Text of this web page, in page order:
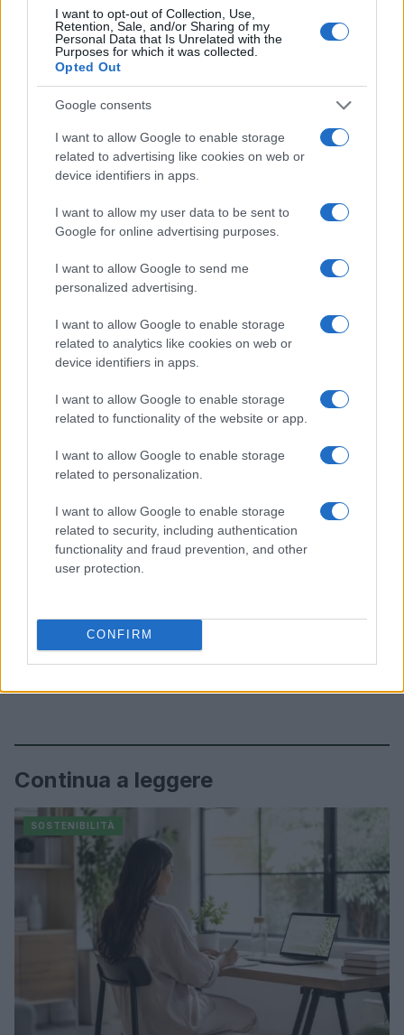
I want to opt-out of Collection, Use,
Retention, Sale, and/or Sharing of my
Personal Data that Is Unrelated with the
Purposes for which it was collected.
Opted Out
Google consents
I want to allow Google to enable storage
related to advertising like cookies on web or
device identifiers in apps.
I want to allow my user data to be sent to
Google for online advertising purposes.
I want to allow Google to send me
personalized advertising.
I want to allow Google to enable storage
related to analytics like cookies on web or
device identifiers in apps.
I want to allow Google to enable storage
related to functionality of the website or app.
I want to allow Google to enable storage
related to personalization.
I want to allow Google to enable storage
related to security, including authentication
functionality and fraud prevention, and other
user protection.
CONFIRM
approvvigionamento — si alimentino a vicenda.
Trasformare queste avvertenze in politiche
concrete, finanziamenti mirati e azioni operative
rimane la sfida principale per governi e imprese.1
AUTORE
Ilaria Galli ha firmato il desk che ha svelato un
caso amministrativo triestino dopo accessi agli
atti al Municipio, sostenendo la linea editoriale
di rigore documentale. Editor di redazione, ha
un tratto unico: colleziona verbali storici del
Continua a leggere
SOSTENIBILITÀ